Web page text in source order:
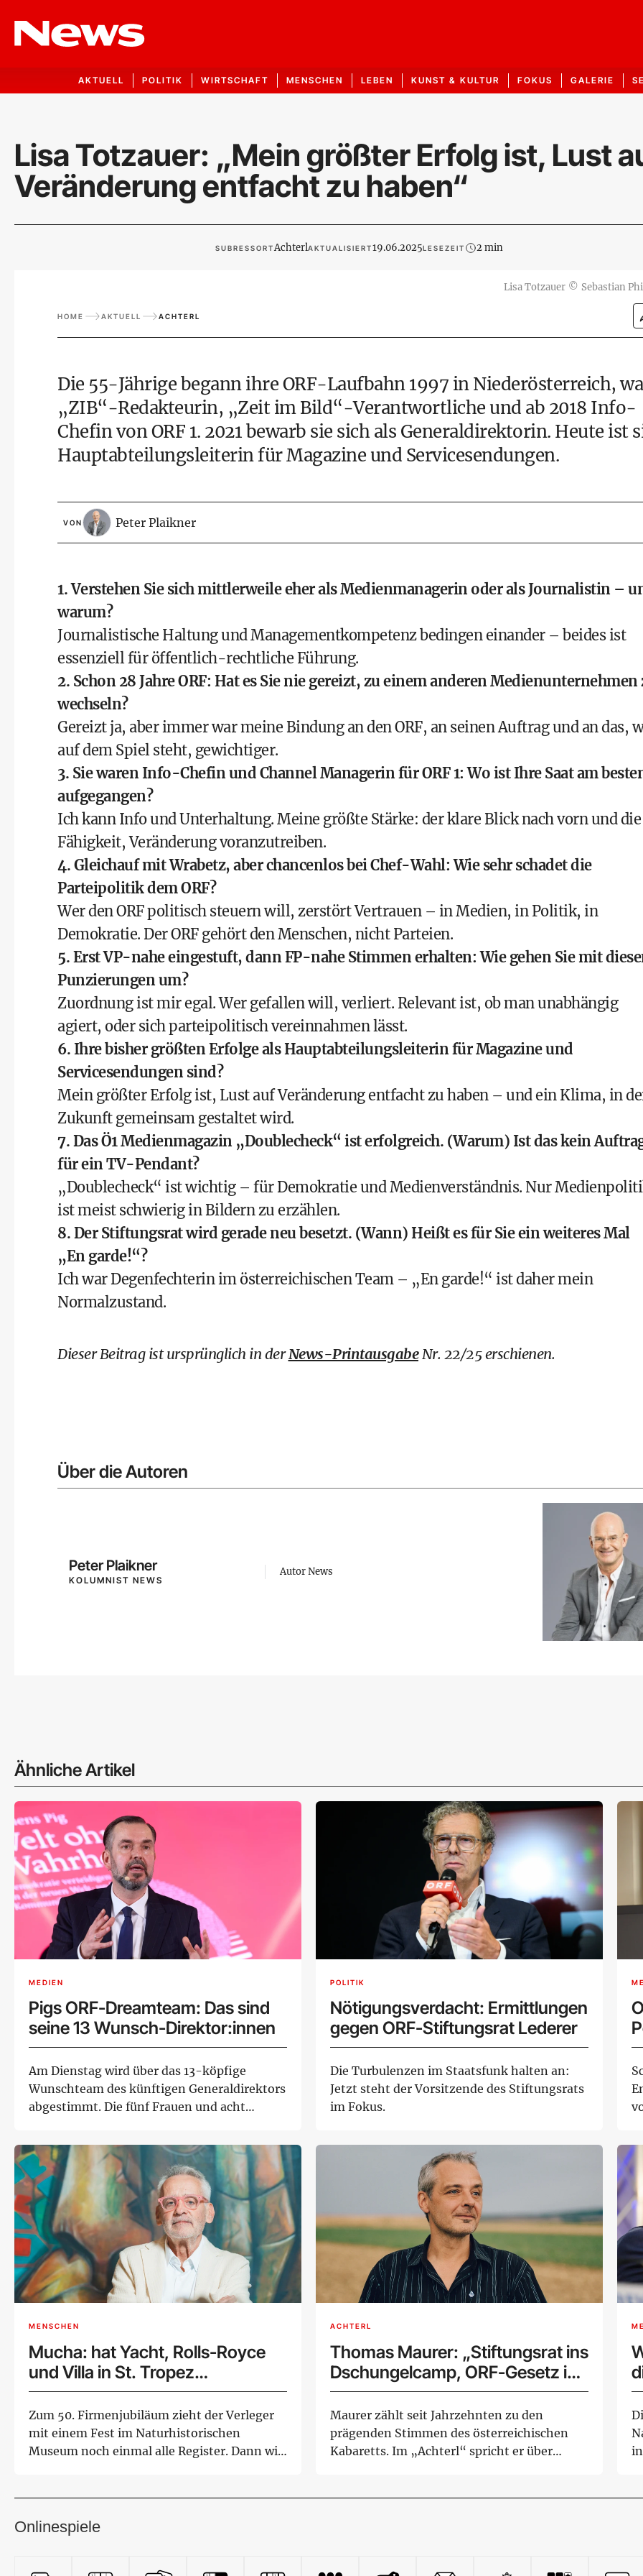
AKTUELL POLITIK WIRTSCHAFT MENSCHEN LEBEN KUNST & KULTUR FOKUS GALERIE
Lisa Totzauer: „Mein größter Erfolg ist, Lust
Veränderung entfacht zu haben“
SUBRESSORTAchterlAKTUALISIERT19.06.2025LESEZEIT 2 min
Lisa Totzauer © Sebastian
HOME AKTUELL ACHTERL
Die 55-Jährige begann ihre ORF-Laufbahn 1997 in Niederösterreich,
„ZIB“-Redakteurin, „Zeit im Bild“-Verantwortliche und ab 2018 Info-
Chefin von ORF 1. 2021 bewarb sie sich als Generaldirektorin. Heute ist
Hauptabteilungsleiterin für Magazine und Servicesendungen.
VON Peter Plaikner
1. Verstehen Sie sich mittlerweile eher als Medienmanagerin oder als Journalistin –
warum?
Journalistische Haltung und Managementkompetenz bedingen einander – beides ist
essenziell für öffentlich-rechtliche Führung.
2. Schon 28 Jahre ORF: Hat es Sie nie gereizt, zu einem anderen Medienunternehmen
wechseln?
Gereizt ja, aber immer war meine Bindung an den ORF, an seinen Auftrag und an das,
auf dem Spiel steht, gewichtiger.
3. Sie waren Info-Chefin und Channel Managerin für ORF 1: Wo ist Ihre Saat am
aufgegangen?
Ich kann Info und Unterhaltung. Meine größte Stärke: der klare Blick nach vorn und die
Fähigkeit, Veränderung voranzutreiben.
4. Gleichauf mit Wrabetz, aber chancenlos bei Chef-Wahl: Wie sehr schadet die
Parteipolitik dem ORF?
Wer den ORF politisch steuern will, zerstört Vertrauen – in Medien, in Politik, in
Demokratie. Der ORF gehört den Menschen, nicht Parteien.
5. Erst VP-nahe eingestuft, dann FP-nahe Stimmen erhalten: Wie gehen Sie mit
Punzierungen um?
Zuordnung ist mir egal. Wer gefallen will, verliert. Relevant ist, ob man unabhängig
agiert, oder sich parteipolitisch vereinnahmen lässt.
6. Ihre bisher größten Erfolge als Hauptabteilungsleiterin für Magazine und
Servicesendungen sind?
Mein größter Erfolg ist, Lust auf Veränderung entfacht zu haben – und ein Klima, in
Zukunft gemeinsam gestaltet wird.
7. Das Ö1 Medienmagazin „Doublecheck“ ist erfolgreich. (Warum) Ist das kein
für ein TV-Pendant?
„Doublecheck“ ist wichtig – für Demokratie und Medienverständnis. Nur
ist meist schwierig in Bildern zu erzählen.
8. Der Stiftungsrat wird gerade neu besetzt. (Wann) Heißt es für Sie ein weiteres Mal
„En garde!“?
Ich war Degenfechterin im österreichischen Team – „En garde!“ ist daher mein
Normalzustand.
Dieser Beitrag ist ursprünglich in derNews-PrintausgabeNr. 22/25 erschienen.
Über die Autoren
Peter Plaikner
KOLUMNIST NEWS
Autor News
Ähnliche Artikel
MEDIEN
Pigs ORF-Dreamteam: Das sind
seine 13 Wunsch-Direktor:innen
Am Dienstag wird über das 13-köpfige
Wunschteam des künftigen Generaldirektors
abgestimmt. Die fünf Frauen und acht
POLITIK
Nötigungsverdacht: Ermittlungen
gegen ORF-Stiftungsrat Lederer
Die Turbulenzen im Staatsfunk halten an:
Jetzt steht der Vorsitzende des Stiftungsrats
im Fokus.
MENSCHEN
Mucha: hat Yacht, Rolls-Royce
und Villa in St. Tropez
weggegeben und ist erleichtert
Zum 50. Firmenjubiläum zieht der Verleger
mit einem Fest im Naturhistorischen
Museum noch einmal alle Register. Dann will
ACHTERL
Thomas Maurer: „Stiftungsrat ins
Dschungelcamp, ORF-Gesetz in
den Alltag"
Maurer zählt seit Jahrzehnten zu den
prägenden Stimmen des österreichischen
Kabaretts. Im „Achterl“ spricht er über
Onlinespiele